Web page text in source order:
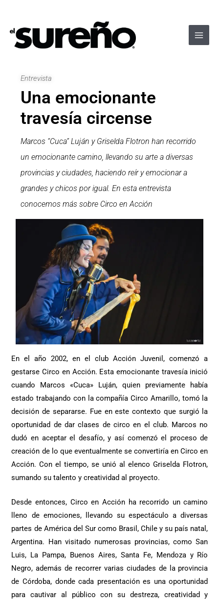
contenido
Entrevista
Una emocionante
travesía circense
Marcos “Cuca” Luján y Griselda Flotron han recorrido
un emocionante camino, llevando su arte a diversas
provincias y ciudades, haciendo reír y emocionar a
grandes y chicos por igual. En esta entrevista
conocemos más sobre Circo en Acción
En el año 2002, en el club Acción Juvenil, comenzó a
gestarse Circo en Acción. Esta emocionante travesía inició
cuando Marcos «Cuca» Luján, quien previamente había
estado trabajando con la compañía Circo Amarillo, tomó la
decisión de separarse. Fue en este contexto que surgió la
oportunidad de dar clases de circo en el club. Marcos no
dudó en aceptar el desafío, y así comenzó el proceso de
creación de lo que eventualmente se convertiría en Circo en
Acción. Con el tiempo, se unió al elenco Griselda Flotron,
sumando su talento y creatividad al proyecto.
Desde entonces, Circo en Acción ha recorrido un camino
lleno de emociones, llevando su espectáculo a diversas
partes de América del Sur como Brasil, Chile y su país natal,
Argentina. Han visitado numerosas provincias, como San
Luis, La Pampa, Buenos Aires, Santa Fe, Mendoza y Río
Negro, además de recorrer varias ciudades de la provincia
de Córdoba, donde cada presentación es una oportunidad
para cautivar al público con su destreza, creatividad y
entradas